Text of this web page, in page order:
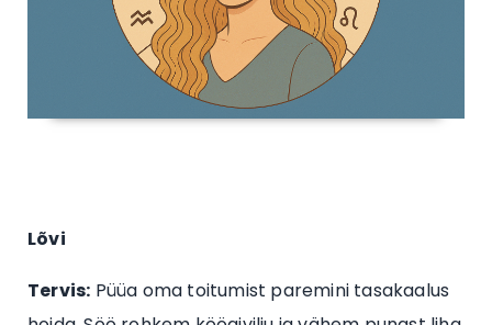
Lõvi
Tervis: Püüa oma toitumist paremini tasakaalus